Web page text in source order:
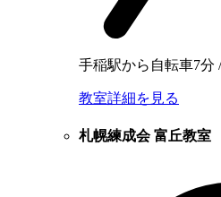
手稲駅から自転車7分
教室詳細を見る
札幌練成会 富丘教室